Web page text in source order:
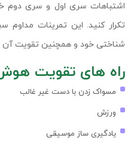
اشتباهات سری اول و سری دوم
تکرار کنید. این تمرینات مداوم
شناختی خود و همچنین تقویت
راه های تقویت
مسواک زدن با دست غیر غالب
ورزش
یادگیری ساز موسیقی